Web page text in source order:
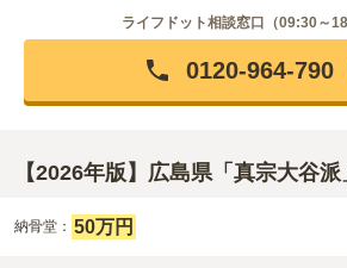
ライフドット相談窓口（09:30～
0120-964-790
【2026年版】広島県「真宗大谷
納骨堂： 50万円